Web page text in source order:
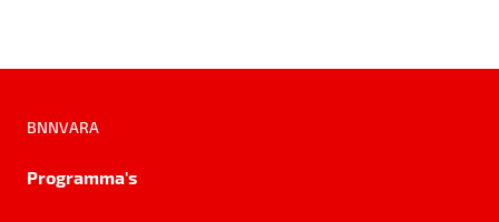
BNNVARA
Programma's